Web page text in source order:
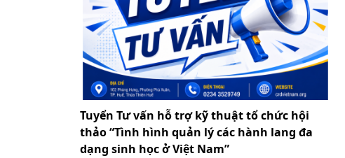
Tuyển Tư vấn hỗ trợ kỹ thuật tổ chức hội
thảo “Tình hình quản lý các hành lang đa
dạng sinh học ở Việt Nam”